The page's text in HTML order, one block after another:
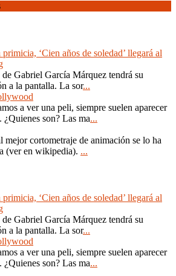
‘Cien años de soledad’ llegará al
Gabriel García Márquez tendrá su
a la pantalla. La sor...
a ver una peli, siempre suelen aparecer
son? Las ma...
mejor cortometraje de animación se lo ha
(ver en wikipedia). ...
‘Cien años de soledad’ llegará al
Gabriel García Márquez tendrá su
a la pantalla. La sor...
a ver una peli, siempre suelen aparecer
son? Las ma...